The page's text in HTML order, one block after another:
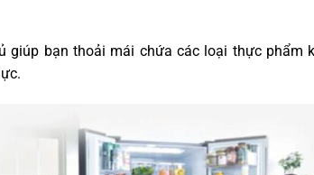
giúp bạn thoải mái chứa các loại thực